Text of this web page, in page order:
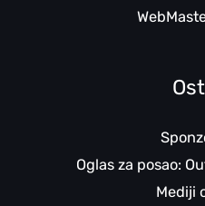
Oglas za posao:
Mediji